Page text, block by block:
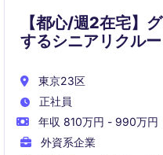
【都心/週2在宅】
するシニアリクル
東京23区
正社員
年収 810万円 - 990万円
外資系企業